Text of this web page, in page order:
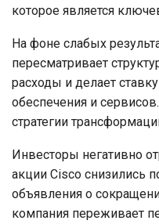
которое является
На фоне слабых
пересматривает
расходы и делает
обеспечения и
стратегии
Инвесторы негативно
акции Cisco снизились
объявления о
компания переживает